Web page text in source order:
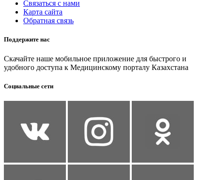
Связаться с нами
Карта сайта
Обратная связь
Поддержите нас
Скачайте наше мобильное приложение для быстрого и
удобного доступа к Медицинскому порталу Казахстана
Социальные сети